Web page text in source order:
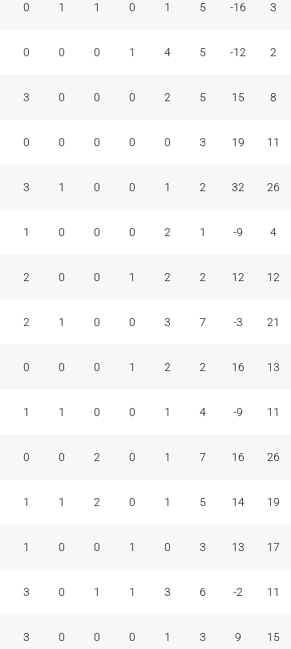
0 1 1 0 1 5 -16 3
0 0 0 1 4 5 -12 2
3 0 0 0 2 5 15 8
0 0 0 0 0 3 19 11
3 1 0 0 1 2 32 26
1 0 0 0 2 1 -9 4
2 0 0 1 2 2 12 12
2 1 0 0 3 7 -3 21
0 0 0 1 2 2 16 13
1 1 0 0 1 4 -9 11
0 0 2 0 1 7 16 26
1 1 2 0 1 5 14 19
1 0 0 1 0 3 13 17
3 0 1 1 3 6 -2 11
3 0 0 0 1 3 9 15